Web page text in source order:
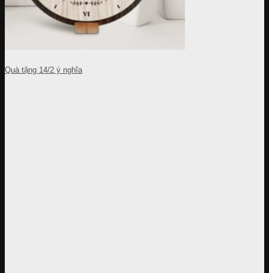
Quà tặng 14/2 ý nghĩa